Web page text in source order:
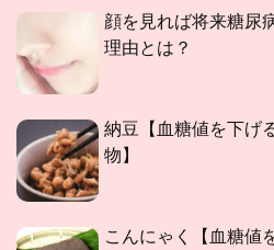
顔を見れば将来糖尿
理由とは？
納豆【血糖値を下げ
物】
こんにゃく【血糖値